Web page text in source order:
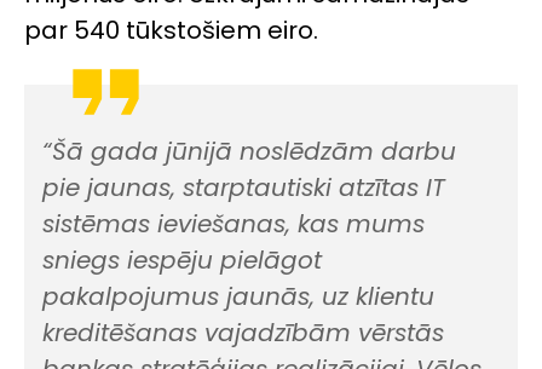
par 540 tūkstošiem eiro.
“Šā gada jūnijā noslēdzām darbu
pie jaunas, starptautiski atzītas IT
sistēmas ieviešanas, kas mums
sniegs iespēju pielāgot
pakalpojumus jaunās, uz klientu
kreditēšanas vajadzībām vērstās